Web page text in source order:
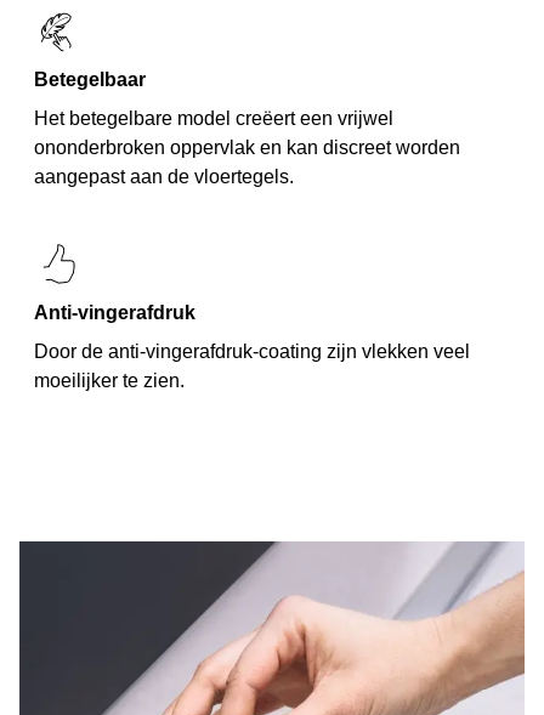
Betegelbaar
Het betegelbare model creëert een vrijwel
ononderbroken oppervlak en kan discreet worden
aangepast aan de vloertegels.
Anti-vingerafdruk
Door de anti-vingerafdruk-coating zijn vlekken veel
moeilijker te zien.